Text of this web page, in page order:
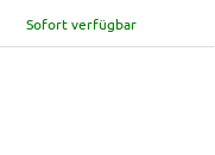
Sofort verfügbar